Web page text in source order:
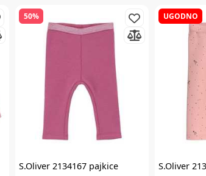
50%
S.Oliver 2134167 pajkice
UGODNO
S.Oliver